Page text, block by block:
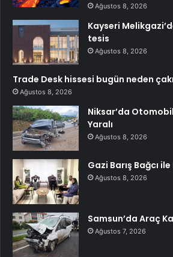
Ağustos 8, 2026
Kayseri
tesis
Ağustos 8, 2026
Trade Desk hissesi bugün neden
Ağustos 8, 2026
Niksar’da
Yaralı
Ağustos 8, 2026
Gazi Barış Bağcı
Ağustos 8, 2026
Samsun’da Araç
Ağustos 7, 2026